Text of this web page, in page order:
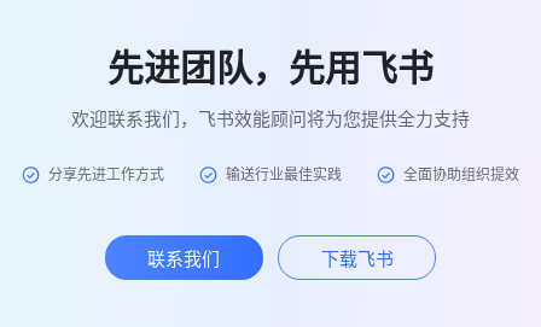
先进团队，先用飞书
欢迎联系我们，飞书效能顾问将为您提供全力支持
分享先进工作方式 输送行业最佳实践 全面协助组织提效
联系我们 下载飞书